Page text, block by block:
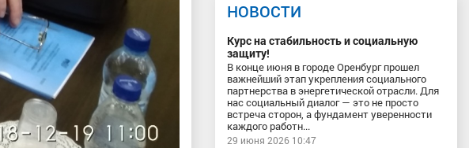
НОВОСТИ
Курс на стабильность и социальную
защиту!
В конце июня в городе Оренбург прошел
важнейший этап укрепления социального
партнерства в энергетической отрасли. Для
нас социальный диалог — это не просто
встреча сторон, а фундамент уверенности
каждого работн...
29 июня 2026 10:47